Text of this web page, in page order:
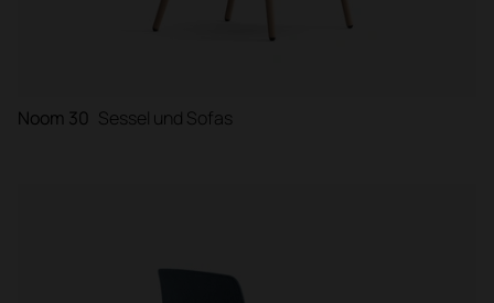
Noom 30 Sessel und Sofas